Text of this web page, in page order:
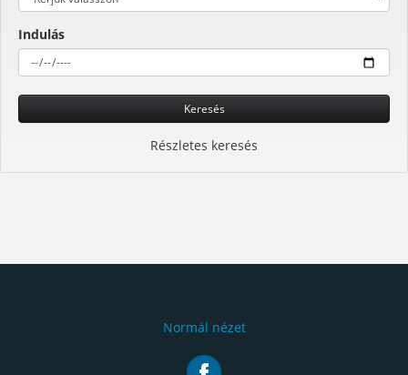
Indulás
Keresés
Részletes keresés
Normál nézet